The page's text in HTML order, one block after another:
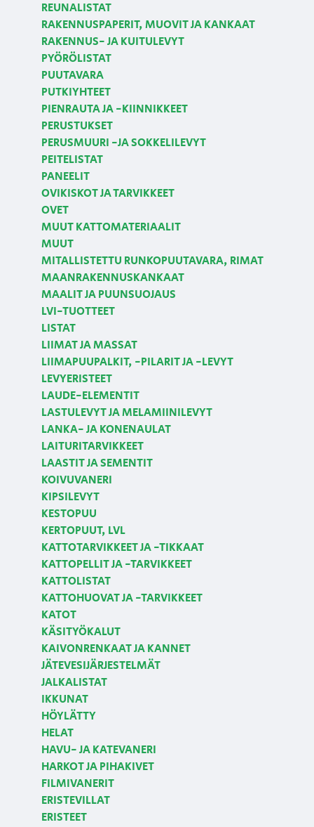
REUNALISTAT
RAKENNUSPAPERIT, MUOVIT JA KANKAAT
RAKENNUS- JA KUITULEVYT
PYÖRÖLISTAT
PUUTAVARA
PUTKIYHTEET
PIENRAUTA JA -KIINNIKKEET
PERUSTUKSET
PERUSMUURI -JA SOKKELILEVYT
PEITELISTAT
PANEELIT
OVIKISKOT JA TARVIKKEET
OVET
MUUT KATTOMATERIAALIT
MUUT
MITALLISTETTU RUNKOPUUTAVARA, RIMAT
MAANRAKENNUSKANKAAT
MAALIT JA PUUNSUOJAUS
LVI-TUOTTEET
LISTAT
LIIMAT JA MASSAT
LIIMAPUUPALKIT, -PILARIT JA -LEVYT
LEVYERISTEET
LAUDE-ELEMENTIT
LASTULEVYT JA MELAMIINILEVYT
LANKA- JA KONENAULAT
LAITURITARVIKKEET
LAASTIT JA SEMENTIT
KOIVUVANERI
KIPSILEVYT
KESTOPUU
KERTOPUUT, LVL
KATTOTARVIKKEET JA -TIKKAAT
KATTOPELLIT JA -TARVIKKEET
KATTOLISTAT
KATTOHUOVAT JA -TARVIKKEET
KATOT
KÄSITYÖKALUT
KAIVONRENKAAT JA KANNET
JÄTEVESIJÄRJESTELMÄT
JALKALISTAT
IKKUNAT
HÖYLÄTTY
HELAT
HAVU- JA KATEVANERI
HARKOT JA PIHAKIVET
FILMIVANERIT
ERISTEVILLAT
ERISTEET